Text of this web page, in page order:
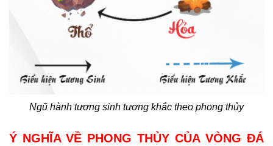
Ngũ hành tương sinh tương khắc theo phong thủy
Ý NGHĨA VỀ PHONG THỦY CỦA VÒNG ĐÁ